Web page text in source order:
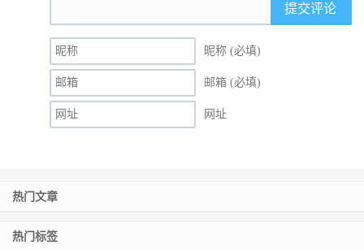
提交评论
昵称 (必填)
邮箱 (必填)
网址
热门文章
热门标签